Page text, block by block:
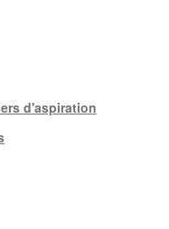
d'aspiration